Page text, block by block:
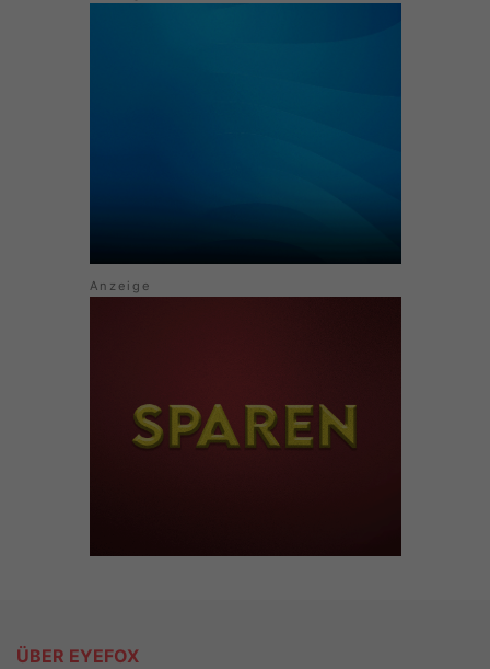
ÜBER EYEFOX